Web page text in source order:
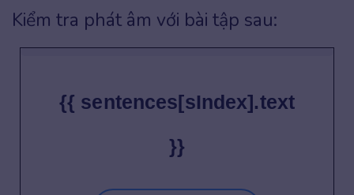
Kiểm tra phát âm với bài tập sau:
{{ sentences[sIndex].text
}}